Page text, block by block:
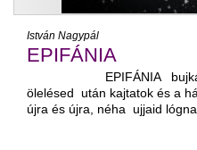
István Nagypál
EPIFÁNIA
EPIFÁNIA bujkál
ölelésed után kajtatok és a
újra és újra, néha ujjaid